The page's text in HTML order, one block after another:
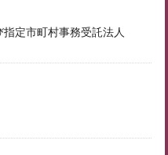
定市町村事務受託法人